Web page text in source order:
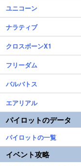
ユニコーン
ナラティブ
クロスボーンX1
フリーダム
バルバトス
エアリアル
パイロットのデータ
パイロットの一覧
イベント攻略